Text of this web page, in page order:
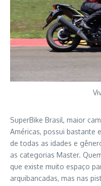
SuperBike Brasil, maior
Américas, possui bastante
de todas as idades e
as categorias Master.
que existe muito espaço
arquibancadas, mas nas